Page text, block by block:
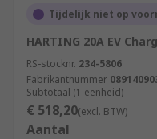
Tijdelijk niet op
HARTING 20A EV
RS-stocknr. 234-5806
Fabrikantnummer
Subtotaal (1 eenheid)
€ 518,20(excl. BTW)
Aantal